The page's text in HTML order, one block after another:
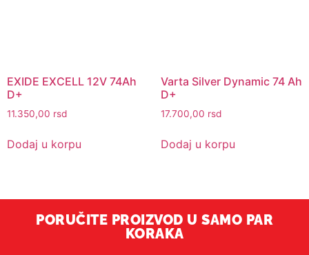
EXIDE EXCELL 12V 74Ah
D+
11.350,00 rsd
Dodaj u korpu
Varta Silver Dynamic 74 Ah
D+
17.700,00 rsd
Dodaj u korpu
PORUČITE PROIZVOD U SAMO PAR
KORAKA